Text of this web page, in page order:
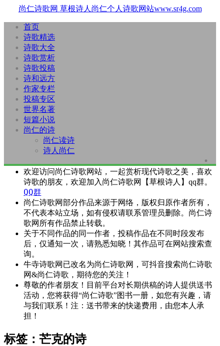
尚仁诗歌网 草根诗人尚仁个人诗歌网站www.sr4g.com
首页
诗歌精选
诗歌大全
诗歌赏析
诗歌投稿
诗和远方
作家专栏
投稿专区
世界名著
短篇小说
尚仁的诗
尚仁读诗
诗人尚仁
欢迎访问尚仁诗歌网站，一起赏析现代诗歌之美，喜欢
诗歌的朋友，欢迎加入尚仁诗歌网【草根诗人】qq群。
QQ群
尚仁诗歌网部分作品来源于网络，版权归原作者所有，
不代表本站立场，如有侵权请联系管理员删除。尚仁诗
歌网所有作品禁止转载。
关于不同作品的同一作者，投稿作品在不同时段发布
后，仅通知一次，请熟悉知晓！其作品可在网站搜索查
询。
牛寺诗歌网已改名为尚仁诗歌网，可抖音搜索尚仁诗歌
网&尚仁诗歌，期待您的关注！
尊敬的作者朋友！目前平台对长期供稿的诗人提供送书
活动，您将获得“尚仁诗歌”图书一册，如您有兴趣，请
与我们联系！注：送书带来的快递费用，由您本人承
担！
标签：芒克的诗